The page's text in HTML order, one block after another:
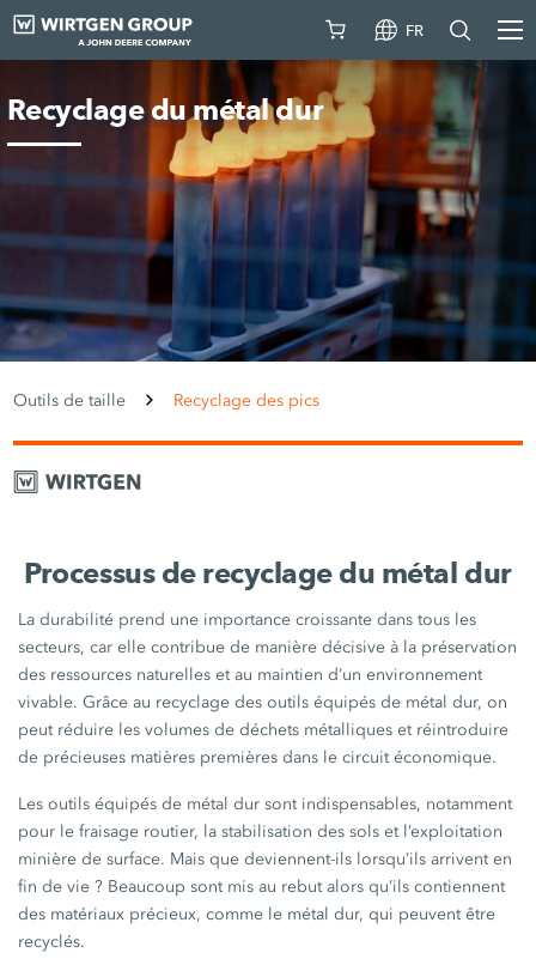
FR
Recyclage du métal dur
Outils de taille Recyclage des pics
Processus de recyclage du métal dur
La durabilité prend une importance croissante dans tous les
secteurs, car elle contribue de manière décisive à la préservation
des ressources naturelles et au maintien d’un environnement
vivable. Grâce au recyclage des outils équipés de métal dur, on
peut réduire les volumes de déchets métalliques et réintroduire
de précieuses matières premières dans le circuit économique.
Les outils équipés de métal dur sont indispensables, notamment
pour le fraisage routier, la stabilisation des sols et l’exploitation
minière de surface. Mais que deviennent-ils lorsqu’ils arrivent en
fin de vie ? Beaucoup sont mis au rebut alors qu’ils contiennent
des matériaux précieux, comme le métal dur, qui peuvent être
recyclés.